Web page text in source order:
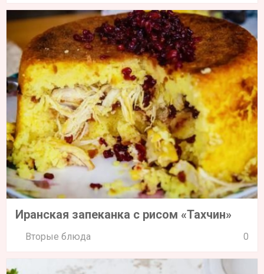
Иранская запеканка с рисом «Тахчин»
Вторые блюда 0